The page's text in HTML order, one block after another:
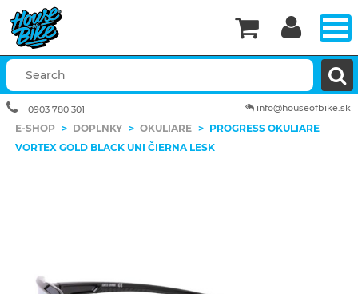
E-SHOP > DOPLNKY > OKULIARE > PROGRESS OKULIARE
VORTEX GOLD BLACK UNI ČIERNA LESK


info@houseofbike.sk
0903 780 301